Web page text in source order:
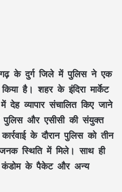
के दुर्ग जिले में पुलिस ने एक
है। शहर के इंदिरा मार्केट
व्यापार संचालित किए जाने
पुलिस और एसीसी की संयुक्त
के दौरान पुलिस को तीन
स्थिति में मिले। साथ ही
कंडोम के पैकेट और अन्य